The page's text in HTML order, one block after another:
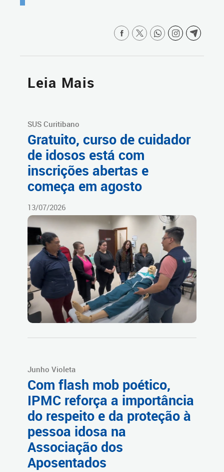
Leia Mais
SUS Curitibano
Gratuito, curso de cuidador
de idosos está com
inscrições abertas e
começa em agosto
13/07/2026
Junho Violeta
Com flash mob poético,
IPMC reforça a importância
do respeito e da proteção à
pessoa idosa na
Associação dos
Aposentados